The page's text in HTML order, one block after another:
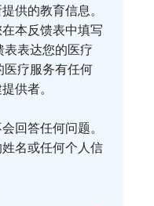
供的教育信息。
本反馈表中填写
表表达您的医疗
医疗服务有任何
供者。
回答任何问题。
名或任何个人信